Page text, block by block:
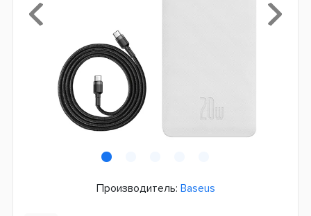
Производитель: Baseus